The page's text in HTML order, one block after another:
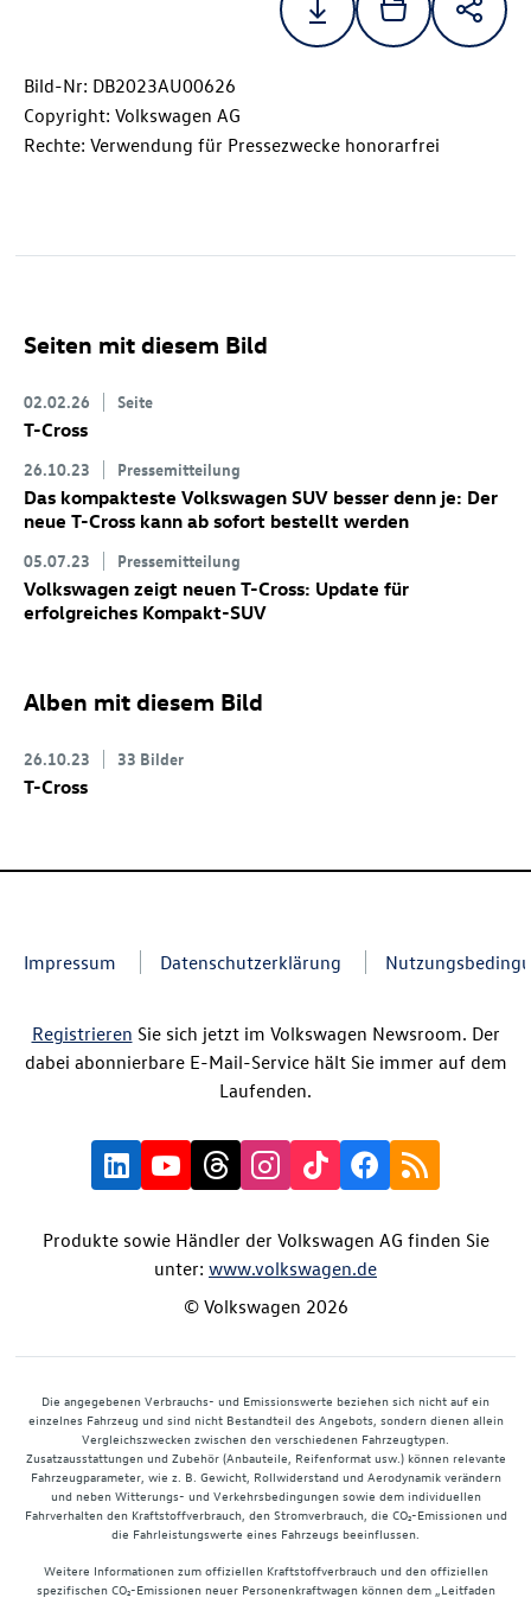
Bild-Nr: DB2023AU00626
Copyright: Volkswagen AG
Rechte: Verwendung für Pressezwecke honorarfrei
Seiten mit diesem Bild
02.02.26 Seite
T-Cross
26.10.23 Pressemitteilung
Das kompakteste Volkswagen SUV besser denn je: Der
neue T-Cross kann ab sofort bestellt werden
05.07.23 Pressemitteilung
Volkswagen zeigt neuen T-Cross: Update für
erfolgreiches Kompakt-SUV
Alben mit diesem Bild
26.10.23 33 Bilder
T-Cross
Impressum Datenschutzerklärung
Registrieren Sie sich jetzt im Volkswagen Newsroom. Der
dabei abonnierbare E-Mail-Service hält Sie immer auf dem
Laufenden.
Produkte sowie Händler der Volkswagen AG finden Sie
unter: www.volkswagen.de
© Volkswagen 2026
Die angegebenen Verbrauchs- und Emissionswerte beziehen sich nicht auf ein
einzelnes Fahrzeug und sind nicht Bestandteil des Angebots, sondern dienen allein
Vergleichszwecken zwischen den verschiedenen Fahrzeugtypen.
Zusatzausstattungen und Zubehör (Anbauteile, Reifenformat usw.) können relevante
Fahrzeugparameter, wie z. B. Gewicht, Rollwiderstand und Aerodynamik verändern
und neben Witterungs- und Verkehrsbedingungen sowie dem individuellen
Fahrverhalten den Kraftstoffverbrauch, den Stromverbrauch, die CO₂-Emissionen und
die Fahrleistungswerte eines Fahrzeugs beeinflussen.
Weitere Informationen zum offiziellen Kraftstoffverbrauch und den offiziellen
spezifischen CO₂-Emissionen neuer Personenkraftwagen können dem „Leitfaden